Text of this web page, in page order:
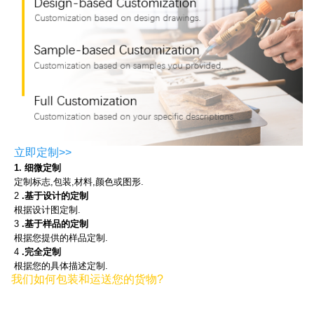
立即定制>>
1. 细微定制
定制标志,包装,材料,颜色或图形.
2 .基于设计的定制
根据设计图定制.
3 .基于样品的定制
根据您提供的样品定制.
4 .完全定制
根据您的具体描述定制.
我们如何包装和运送您的货物?